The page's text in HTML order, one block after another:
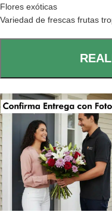
Flores exóticas
Variedad de frescas frutas